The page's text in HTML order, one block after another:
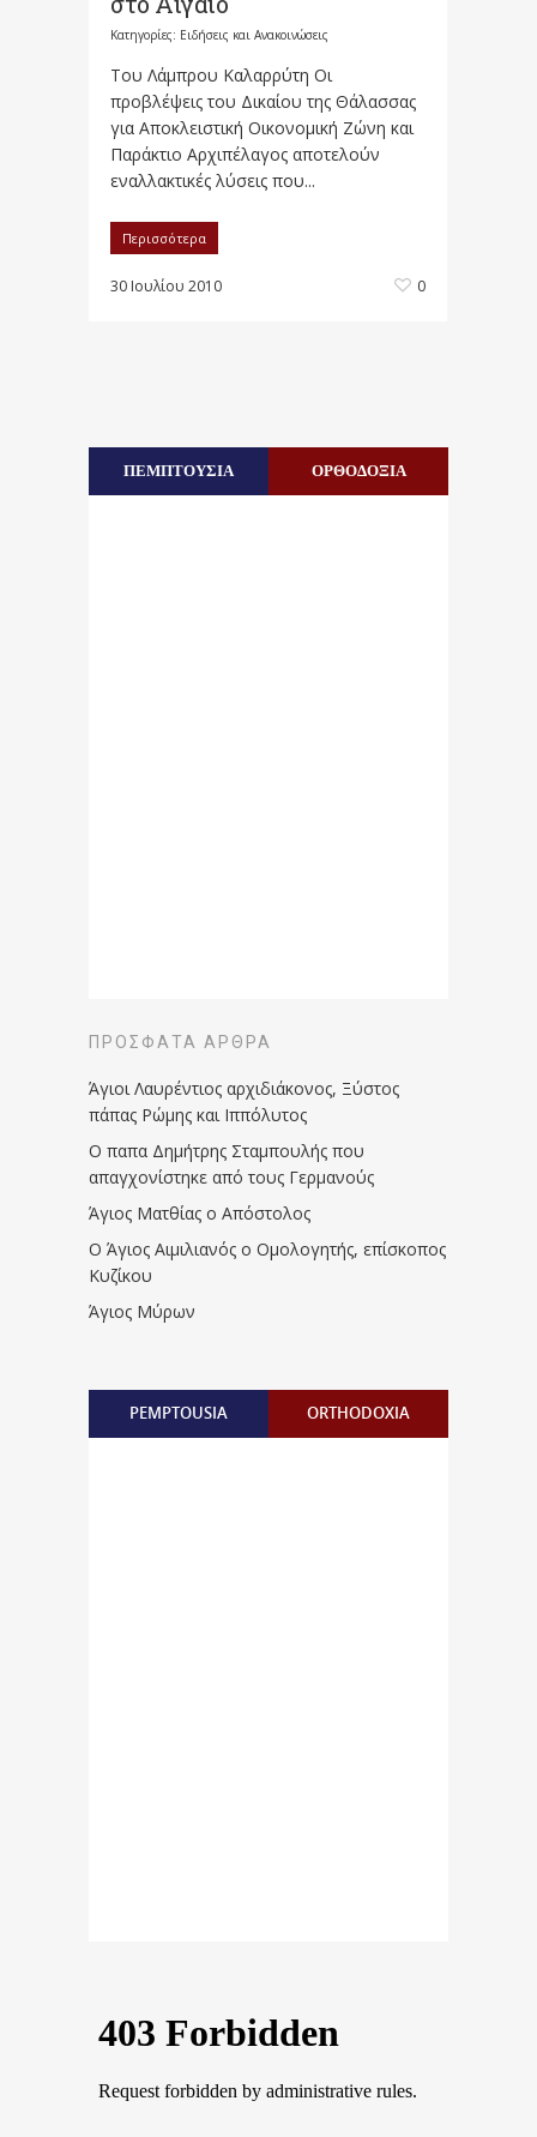
Κατηγορίες: Ειδήσεις και Ανακοινώσεις
Του Λάμπρου Καλαρρύτη Οι
προβλέψεις του Δικαίου της Θάλασσας
για Αποκλειστική Οικονομική Ζώνη και
Παράκτιο Αρχιπέλαγος αποτελούν
εναλλακτικές λύσεις που...
Περισσότερα
30 Ιουλίου 2010 0
ΠΕΜΠΤΟΥΣΙΑ ΟΡΘΟΔΟΞΙΑ
ΠΡΌΣΦΑΤΑ ΆΡΘΡΑ
Άγιοι Λαυρέντιος αρχιδιάκονος, Ξύστος
πάπας Ρώμης και Ιππόλυτος
Ο παπα Δημήτρης Σταμπουλής που
απαγχονίστηκε από τους Γερμανούς
Άγιος Ματθίας ο Απόστολος
Ο Άγιος Αιμιλιανός ο Ομολογητής, επίσκοπος
Κυζίκου
Άγιος Μύρων
PEMPTOUSIA ORTHODOXIA